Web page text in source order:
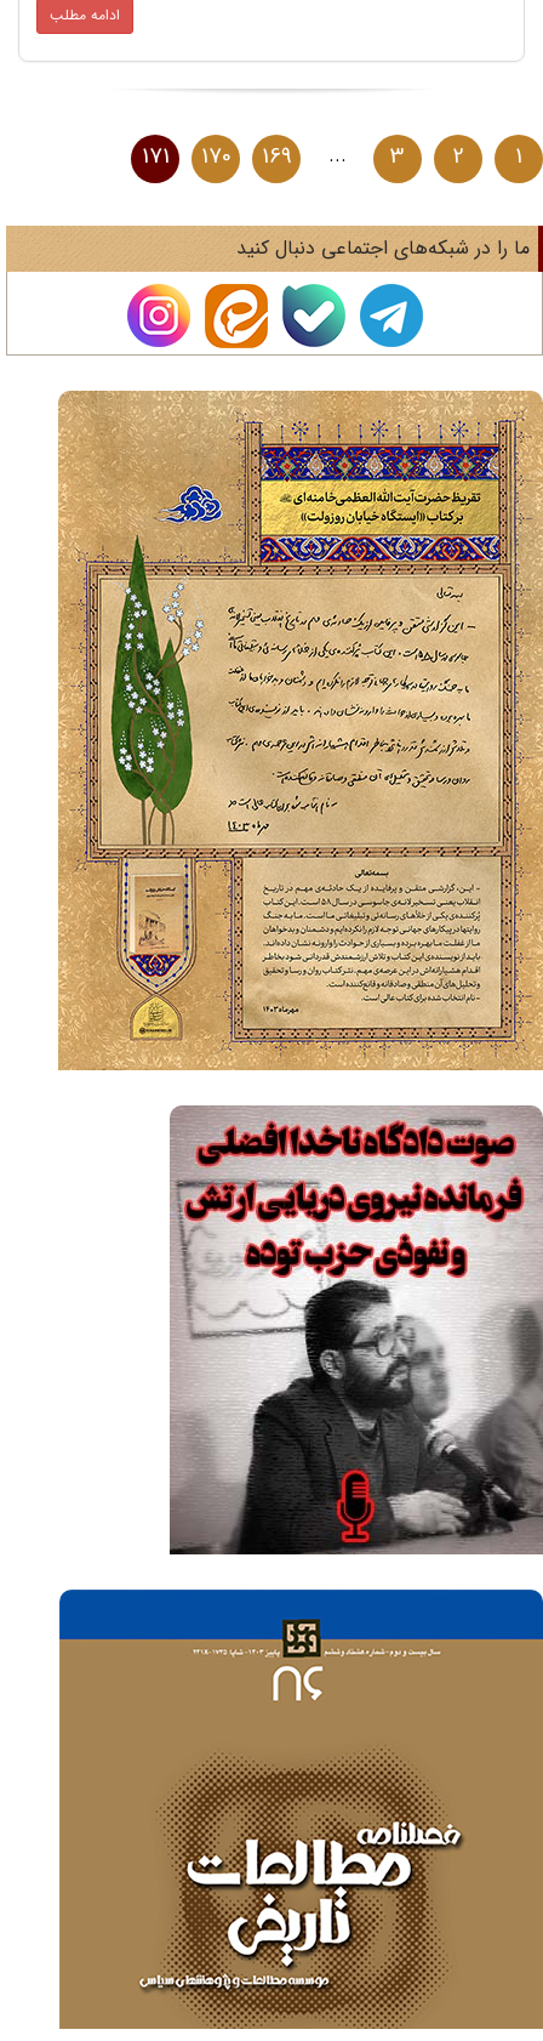
ادامه مطلب
1
2
3
169
170
171
را در شبکه‌های اجتماعی دنبال کنید